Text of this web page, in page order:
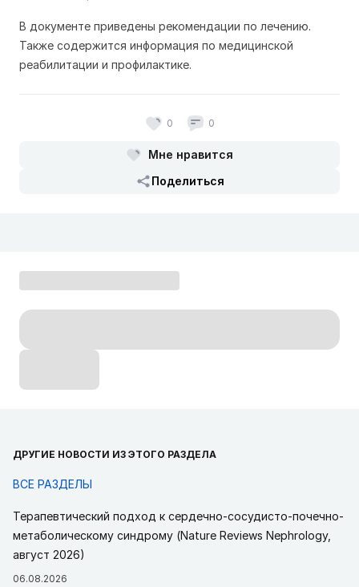
В документе приведены рекомендации по лечению.
Также содержится информация по медицинской
реабилитации и профилактике.
0 0
Мне нравится
Поделиться
ДРУГИЕ НОВОСТИ ИЗ ЭТОГО РАЗДЕЛА
ВСЕ РАЗДЕЛЫ
Терапевтический подход к сердечно-сосудисто-почечно-
метаболическому синдрому (Nature Reviews Nephrology,
август 2026)
06.08.2026